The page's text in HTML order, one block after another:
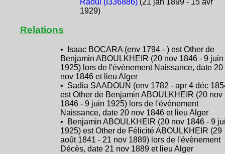
Raoul (I336886)(21 jan 1899 - 15 avr
1929)
Relations
• Isaac BOCARA (env 1794 - ) est Other de
Benjamin ABOULKHEIR (20 nov 1846 - 9 juin
1925) lors de l'évènement Naissance, date 20
nov 1846 et lieu Alger
• Sadia SAADOUN (env 1782 - apr 4 déc
est Other de Benjamin ABOULKHEIR (20 nov
1846 - 9 juin 1925) lors de l'évènement
Naissance, date 20 nov 1846 et lieu Alger
• Benjamin ABOULKHEIR (20 nov 1846 - 9
1925) est Other de Félicité ABOULKHEIR (29
août 1841 - 21 nov 1889) lors de l'évènement
Décès, date 21 nov 1889 et lieu Alger